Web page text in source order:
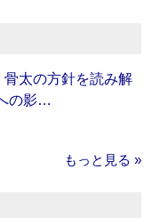
骨太の方針を読み解
の影…
もっと見る »